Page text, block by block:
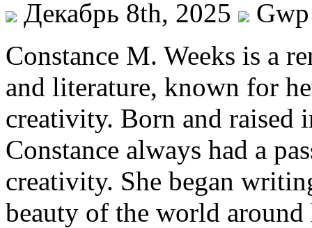
Декабрь 8th, 2025
Gwp
Constance M. Weeks is a
and literature, known for
creativity. Born and raised
Constance always had a
creativity. She began
beauty of the world